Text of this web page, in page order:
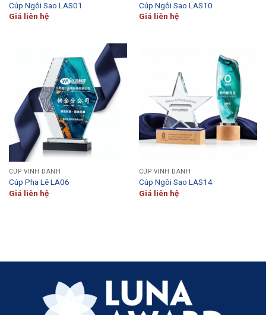
Cúp Ngôi Sao LAS01
Giá liên hệ
Cúp Ngôi Sao LAS10
Giá liên hệ
CÚP VINH DANH
Cúp Pha Lê LA06
Giá liên hệ
CÚP VINH DANH
Cúp Ngôi Sao LAS14
Giá liên hệ